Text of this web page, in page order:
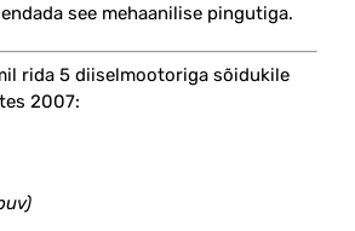
see mehaanilise pingutiga.
rida 5 diiselmootoriga sõidukile
2007: